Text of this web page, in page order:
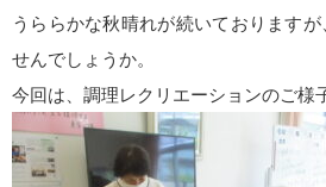
うららかな秋晴れが続いております
せんでしょうか。
今回は、調理レクリエーションのご様